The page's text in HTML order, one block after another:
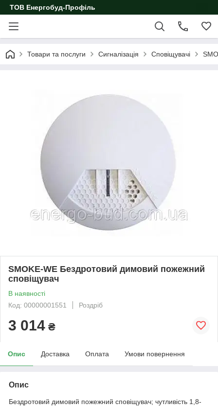
ТОВ Енергобуд-Профіль
Товари та послуги Сигналізація Сповіщувачі
SMOKE-WE Бездротовий димовий пожежний
сповіщувач
В наявності
Код: 00000001551
Роздріб
3 014 ₴
Опис Доставка Оплата Умови повернення
Опис
Бездротовий димовий пожежний сповіщувач; чутливість 1,8-